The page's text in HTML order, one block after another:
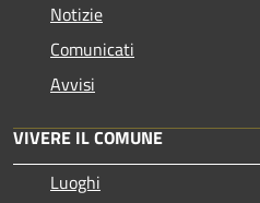
Notizie
Comunicati
Avvisi
VIVERE IL COMUNE
Luoghi